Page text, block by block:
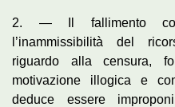
2. — Il fallimento
l’inammissibilità del
riguardo alla censura,
motivazione illogica e
deduce essere